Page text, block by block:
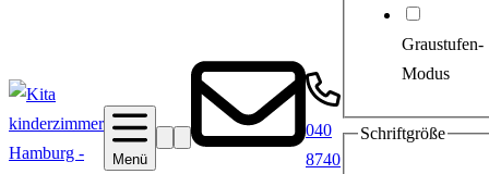
Menü
SucheBarrierefreiheit
040
8740
Graustufen-
Modus
Schriftgröße